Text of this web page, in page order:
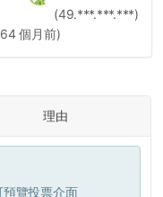
(49.***.***.***)
個月前)
理由
預覽投票介面